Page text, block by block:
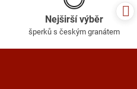
Nejširší výběr
šperků s českým granátem